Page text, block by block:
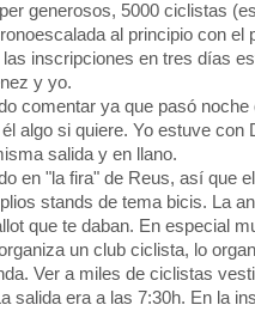
generosos, 5000 ciclistas
al principio con el
inscripciones en tres días
y yo.
comentar ya que pasó
algo si quiere. Yo estuve
salida y en llano.
en "la fira" de Reus, así que
stands de tema bicis. La
que te daban. En especial
un club ciclista, lo
Ver a miles de ciclistas
salida era a las 7:30h. En la